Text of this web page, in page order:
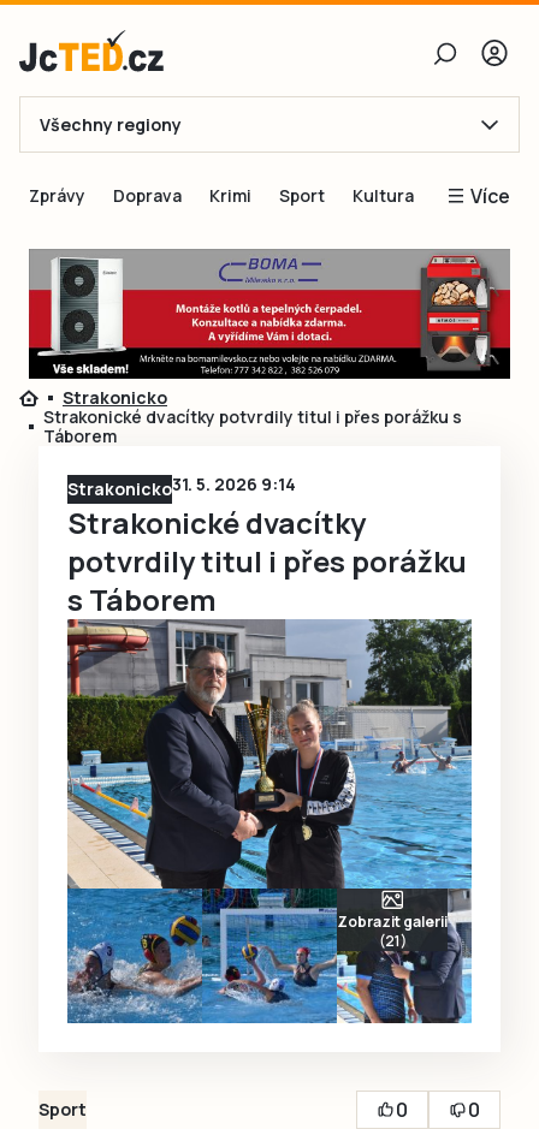
E-mail
Obnovit heslo
Přihlásit se
Přihlásit se přes Facebook
Všechny regiony
Zprávy Doprava Krimi Sport Kultura Více
Blogy
Inspirace
Čtenáři píší
Speciální přílohy
Strakonicko
Strakonické dvacítky potvrdily titul i přes porážku s
Táborem
Strakonicko31. 5. 2026 9:14
Strakonické dvacítky
potvrdily titul i přes porážku
s Táborem
Zobrazit galerii
(21)
Sport 0
0